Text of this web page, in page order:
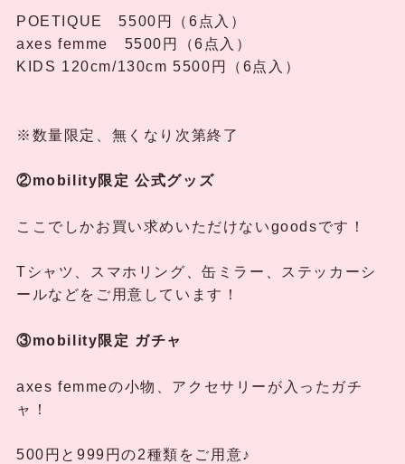
POETIQUE 5500円（6点入）
axes femme 5500円（6点入）
KIDS 120cm/130cm 5500円（6点入）
※数量限定、無くなり次第終了
②mobility限定 公式グッズ
ここでしかお買い求めいただけないgoodsです！
Tシャツ、スマホリング、缶ミラー、ステッカーシ
ールなどをご用意しています！
③mobility限定 ガチャ
axes femmeの小物、アクセサリーが入ったガチ
ャ！
500円と999円の2種類をご用意♪